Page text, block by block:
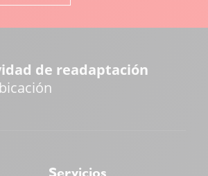
de readaptación
Servicios